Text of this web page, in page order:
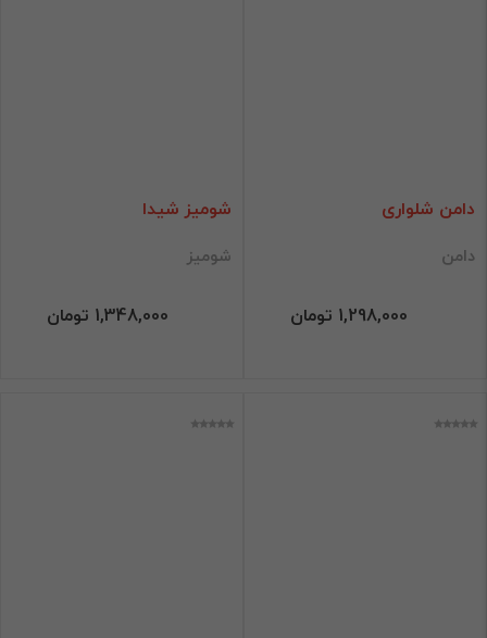
دامن شلواری
دامن
1,298,000 تومان
شومیز شیدا
شومیز
1,348,000 تومان